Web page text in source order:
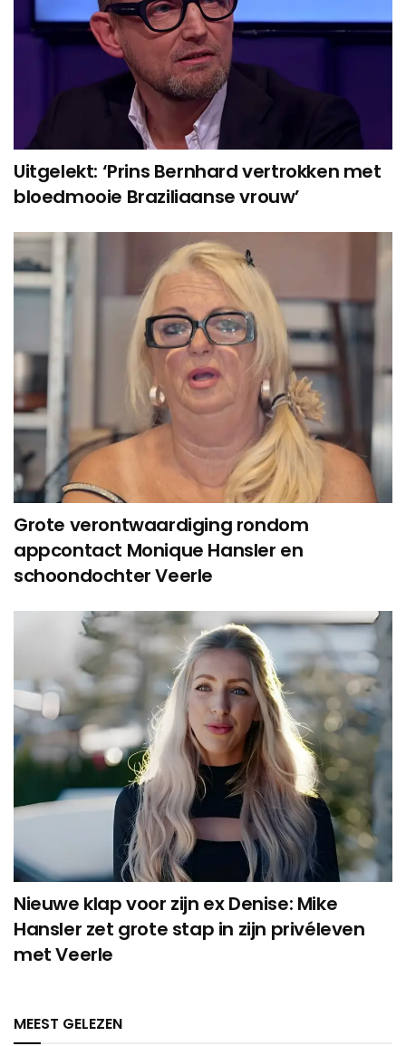
Uitgelekt: ‘Prins Bernhard vertrokken met
bloedmooie Braziliaanse vrouw’
Grote verontwaardiging rondom
appcontact Monique Hansler en
schoondochter Veerle
Nieuwe klap voor zijn ex Denise: Mike
Hansler zet grote stap in zijn privéleven
met Veerle
MEEST GELEZEN